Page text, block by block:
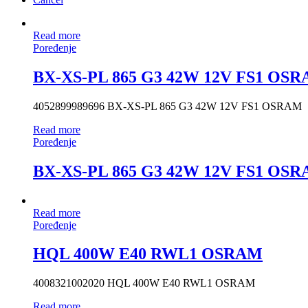
Read more
Poređenje
BX-XS-PL 865 G3 42W 12V FS1
4052899989696 BX-XS-PL 865 G3 42W 12V FS1 OSRAM
Read more
Poređenje
BX-XS-PL 865 G3 42W 12V FS1
Read more
Poređenje
HQL 400W E40 RWL1 OSRAM
4008321002020 HQL 400W E40 RWL1 OSRAM